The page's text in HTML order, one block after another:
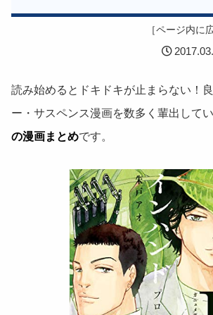
［ページ内に
読み始めるとドキドキが止まらない！
ー・サスペンス漫画を数多く輩出してい
の漫画まとめです。